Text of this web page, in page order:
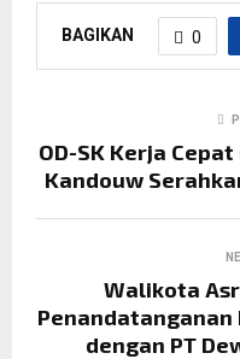
BAGIKAN 0
OD-SK Kerja
Kandouw
Walikota
Penandatanganan
dengan PT